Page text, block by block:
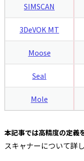
SIMSCAN
3DeVOK MT
Moose
Seal
Mole
本記事では高精度の定義
スキャナーについて詳